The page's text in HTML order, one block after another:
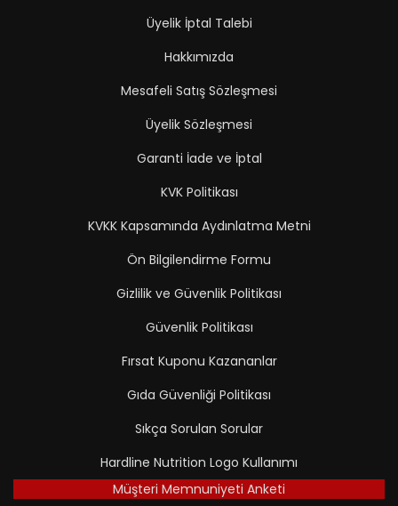
Üyelik İptal Talebi
Hakkımızda
Mesafeli Satış Sözleşmesi
Üyelik Sözleşmesi
Garanti İade ve İptal
KVK Politikası
KVKK Kapsamında Aydınlatma Metni
Ön Bilgilendirme Formu
Gizlilik ve Güvenlik Politikası
Güvenlik Politikası
Fırsat Kuponu Kazananlar
Gıda Güvenliği Politikası
Sıkça Sorulan Sorular
Hardline Nutrition Logo Kullanımı
Müşteri Memnuniyeti Anketi